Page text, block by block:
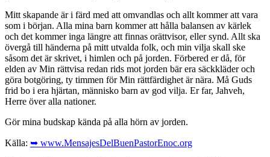
Mitt skapande är i färd med att omvandlas och allt kommer att vara
som i början. Alla mina barn kommer att hålla balansen av kärlek
och det kommer inga längre att finnas orättvisor, eller synd. Allt ska
övergå till händerna på mitt utvalda folk, och min vilja skall ske
såsom det är skrivet, i himlen och på jorden. Förbered er då, för
elden av Min rättvisa redan rids mot jorden bär era säckkläder och
göra botgöring, ty timmen för Min rättfärdighet är nära. Må Guds
frid bo i era hjärtan, människo barn av god vilja. Er far, Jahveh,
Herre över alla nationer.
Gör mina budskap kända på alla hörn av jorden.
Källa: ➥ www.MensajesDelBuenPastorEnoc.org